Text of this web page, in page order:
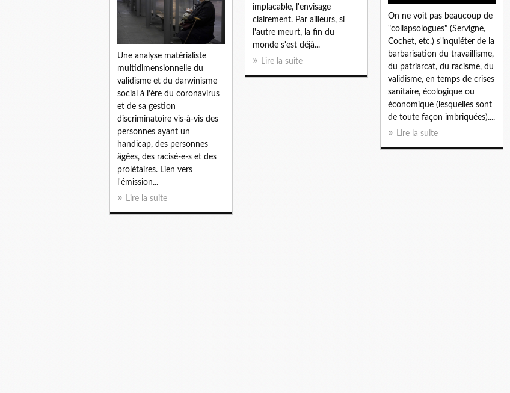
On ne voit pas beaucoup de
"collapsologues" (Servigne,
Cochet, etc.) s'inquiéter de la
barbarisation du travaillisme,
du patriarcat, du racisme, du
validisme, en temps de crises
sanitaire, écologique ou
économique (lesquelles sont
de toute façon imbriquées)....
Lire la suite
implacable, l'envisage
clairement. Par ailleurs, si
l'autre meurt, la fin du
monde s'est déjà...
Lire la suite
Une analyse matérialiste
multidimensionnelle du
validisme et du darwinisme
social à l’ère du coronavirus
et de sa gestion
discriminatoire vis-à-vis des
personnes ayant un
handicap, des personnes
âgées, des racisé-e-s et des
prolétaires. Lien vers
l'émission...
Lire la suite